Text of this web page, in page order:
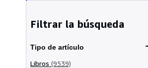
Filtrar la búsqueda
Tipo de artículo
Libros (9539)